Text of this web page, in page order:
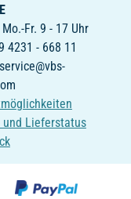
Fr. 9 - 17 Uhr
4231 - 668 11
und Lieferstatus